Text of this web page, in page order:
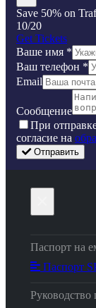
Save 50% on
10/20
Get Tickets
Ваше имя *
Ваш телефон *
Email
Сообщение
Пpи
coглacиe нa
Отправить
Паспорт на
Паспорт